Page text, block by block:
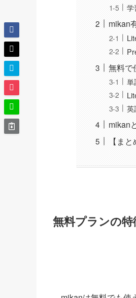
学
mikan
無料で
単
英
mikan
【ま
無料プランの特